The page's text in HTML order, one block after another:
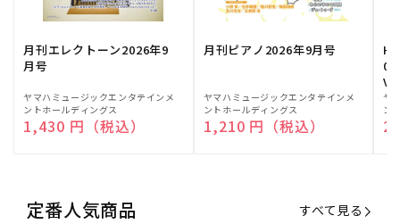
月刊エレクトーン2026年9
月号
販
売
元:
ヤマハミュージックエンタテインメ
ントホールディングス
通常価格
1,430 円（税込）
月刊ピアノ2026年9月号
販
売
元:
ヤマハミュージックエンタテインメ
ントホールディングス
通常価格
1,210 円（税込）
販
売
元:
ヤ
ン
定番人気商品 すべて見る